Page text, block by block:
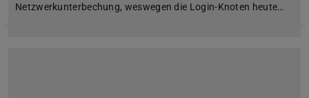
Netzwerkunterbechung, weswegen die Login-Knoten heute…